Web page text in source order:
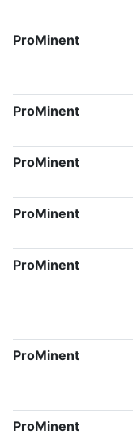
ProMinent
ProMinent
ProMinent
ProMinent
ProMinent
ProMinent
ProMinent